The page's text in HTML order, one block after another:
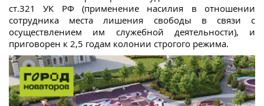
ст.321 УК РФ (применение насилия в отношении
сотрудника места лишения свободы в связи с
осуществлением им служебной деятельности), и
приговорен к 2,5 годам колонии строгого режима.